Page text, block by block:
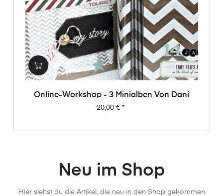
Online-Workshop - 3 Minialben Von Dani
Preis
20,00 €*
Neu im Shop
Hier siehst du die Artikel, die neu in den Shop gekommen